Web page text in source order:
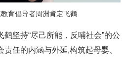
育倡导者周洲肯定飞鹤
坚持“尽己所能，反哺社会”的公
任的内涵与外延,构筑起母婴、